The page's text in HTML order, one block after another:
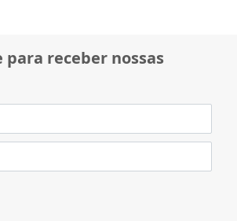
para receber nossas